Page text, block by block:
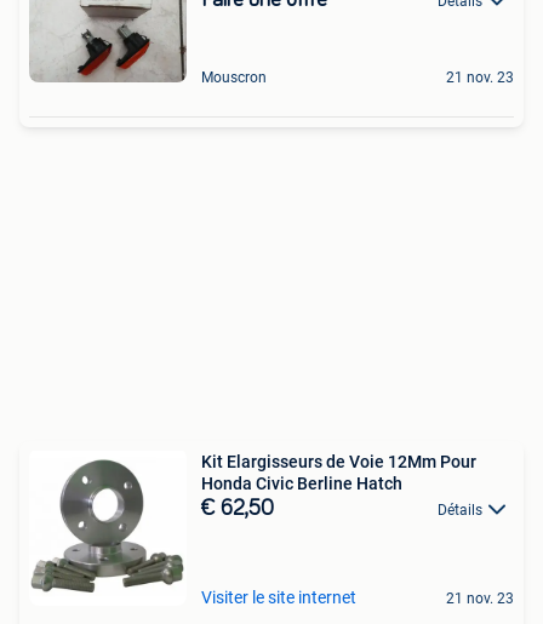
Mouscron 21 nov. 23
Kit Elargisseurs de Voie 12Mm Pour
Honda Civic Berline Hatch
€ 62,50 Détails
Visiter le site internet 21 nov. 23